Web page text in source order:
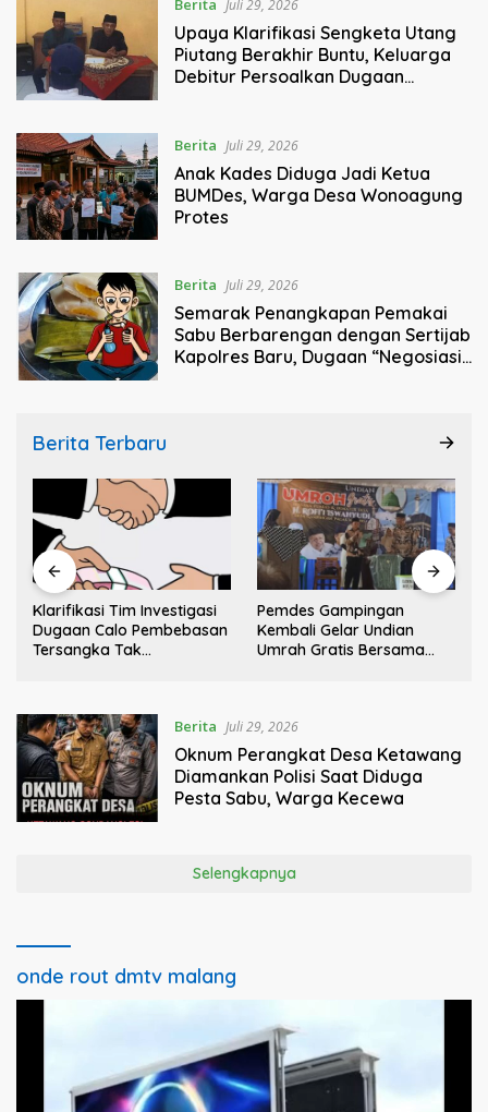
Berita Juli 29, 2026
Upaya Klarifikasi Sengketa Utang
Piutang Berakhir Buntu, Keluarga
Debitur Persoalkan Dugaan
Berita Juli 29, 2026
Anak Kades Diduga Jadi Ketua
BUMDes, Warga Desa Wonoagung
Protes
Berita Juli 29, 2026
Semarak Penangkapan Pemakai
Sabu Berbarengan dengan Sertijab
Kapolres Baru, Dugaan “Negosiasi
Berita Terbaru
Klarifikasi Tim Investigasi
Dugaan Calo Pembebasan
Tersangka Tak
Pemdes Gampingan
Kembali Gelar Undian
Umrah Gratis Bersama
Berita Juli 29, 2026
Oknum Perangkat Desa Ketawang
Diamankan Polisi Saat Diduga
Pesta Sabu, Warga Kecewa
Selengkapnya
onde rout dmtv malang